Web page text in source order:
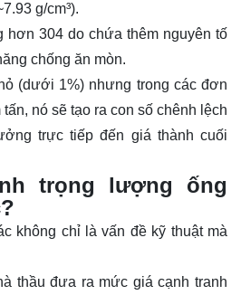
g/cm³).
hơn 304 do chứa thêm nguyên tố
chống ăn mòn.
(dưới 1%) nhưng trong các đơn
nó sẽ tạo ra con số chênh lệch
trực tiếp đến giá thành cuối
trọng lượng ống
không chỉ là vấn đề kỹ thuật mà
thầu đưa ra mức giá cạnh tranh